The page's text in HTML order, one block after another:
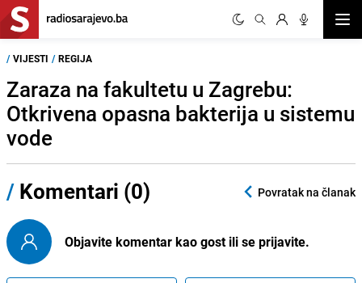
/ VIJESTI / REGIJA
Zaraza na fakultetu u Zagrebu:
Otkrivena opasna bakterija u sistemu
vode
/ Komentari (0) Povratak na članak
Objavite komentar kao gost ili se prijavite.